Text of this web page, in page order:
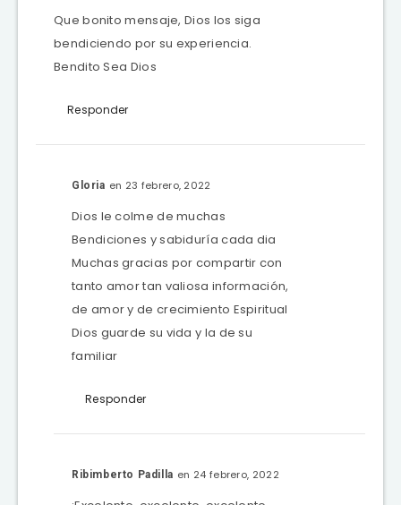
Que bonito mensaje, Dios los siga
bendiciendo por su experiencia.
Bendito Sea Dios
Responder
Gloria en 23 febrero, 2022
Dios le colme de muchas
Bendiciones y sabiduría cada dia
Muchas gracias por compartir con
tanto amor tan valiosa información,
de amor y de crecimiento Espiritual
Dios guarde su vida y la de su
familiar
Responder
Ribimberto Padilla en 24 febrero, 2022